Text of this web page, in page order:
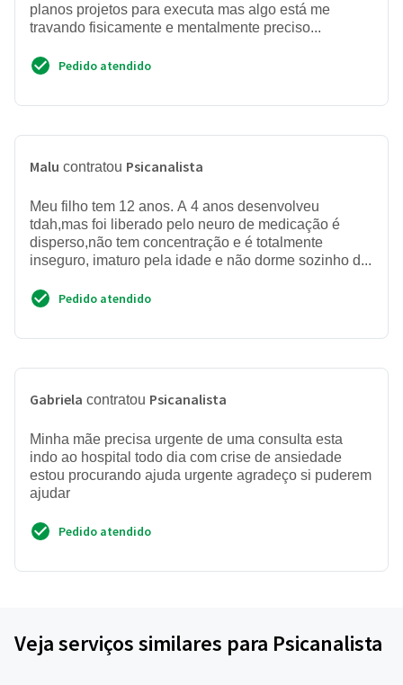
planos projetos para executa mas algo está me
travando fisicamente e mentalmente preciso...
Pedido atendido
Malu contratou Psicanalista
Meu filho tem 12 anos. A 4 anos desenvolveu
tdah,mas foi liberado pelo neuro de medicação é
disperso,não tem concentração e é totalmente
inseguro, imaturo pela idade e não dorme sozinho d...
Pedido atendido
Gabriela contratou Psicanalista
Minha mãe precisa urgente de uma consulta esta
indo ao hospital todo dia com crise de ansiedade
estou procurando ajuda urgente agradeço si puderem
ajudar
Pedido atendido
Veja serviços similares para Psicanalista